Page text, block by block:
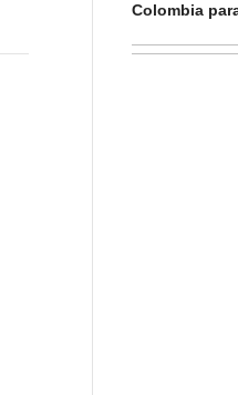
Colombia